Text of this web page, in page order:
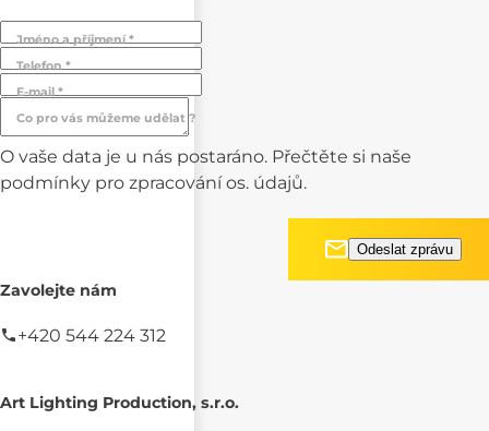
Jméno a příjmení *
Telefon *
E-mail *
Co pro vás můžeme udělat ?
O vaše data je u nás postaráno. Přečtěte si naše
podmínky pro zpracování os. údajů.
Zavolejte nám
+420 544 224 312
Art Lighting Production, s.r.o.